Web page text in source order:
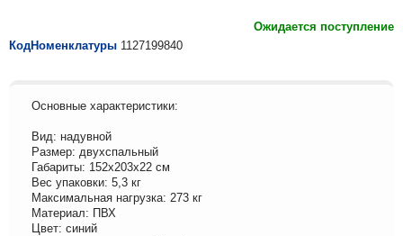
Ожидается поступление
КодНоменклатуры 1127199840
Основные характеристики:
Вид: надувной
Размер: двухспальный
Габариты: 152х203х22 см
Вес упаковки: 5,3 кг
Максимальная нагрузка: 273 кг
Материал: ПВХ
Цвет: синий